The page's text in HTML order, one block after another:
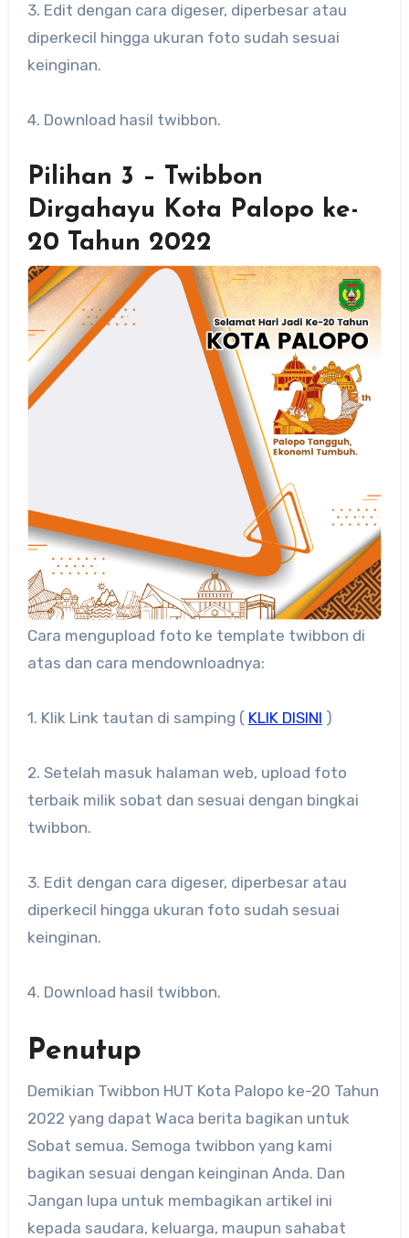
3. Edit dengan cara digeser, diperbesar atau
diperkecil hingga ukuran foto sudah sesuai
keinginan.
4. Download hasil twibbon.
Pilihan 3 – Twibbon
Dirgahayu Kota Palopo ke-
20 Tahun 2022
Cara mengupload foto ke template twibbon di
atas dan cara mendownloadnya:
1. Klik Link tautan di samping ( KLIK DISINI )
2. Setelah masuk halaman web, upload foto
terbaik milik sobat dan sesuai dengan bingkai
twibbon.
3. Edit dengan cara digeser, diperbesar atau
diperkecil hingga ukuran foto sudah sesuai
keinginan.
4. Download hasil twibbon.
Penutup
Demikian Twibbon HUT Kota Palopo ke-20 Tahun
2022 yang dapat Waca berita bagikan untuk
Sobat semua. Semoga twibbon yang kami
bagikan sesuai dengan keinginan Anda. Dan
Jangan lupa untuk membagikan artikel ini
kepada saudara, keluarga, maupun sahabat